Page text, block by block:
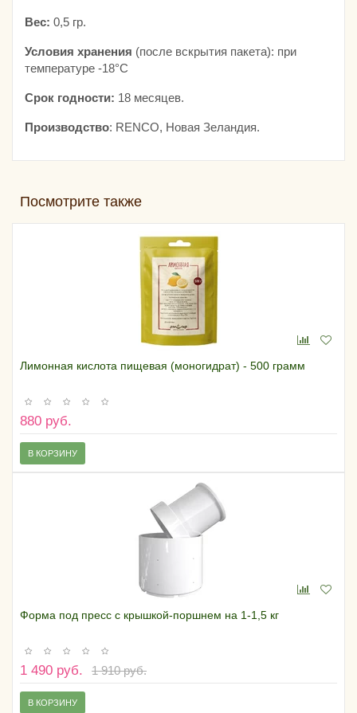
Вес: 0,5 гр.
Условия хранения (после вскрытия пакета): при
температуре -18°С
Срок годности: 18 месяцев.
Производство: RENCO, Новая Зеландия.
Посмотрите также
Лимонная кислота пищевая (моногидрат) - 500 грамм
880 руб.
В КОРЗИНУ
Форма под пресс с крышкой-поршнем на 1-1,5 кг
1 490 руб. 1 910 руб.
В КОРЗИНУ